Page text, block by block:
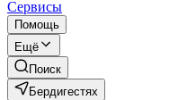
Сервисы
Помощь
Ещё
Поиск
Бердигестях